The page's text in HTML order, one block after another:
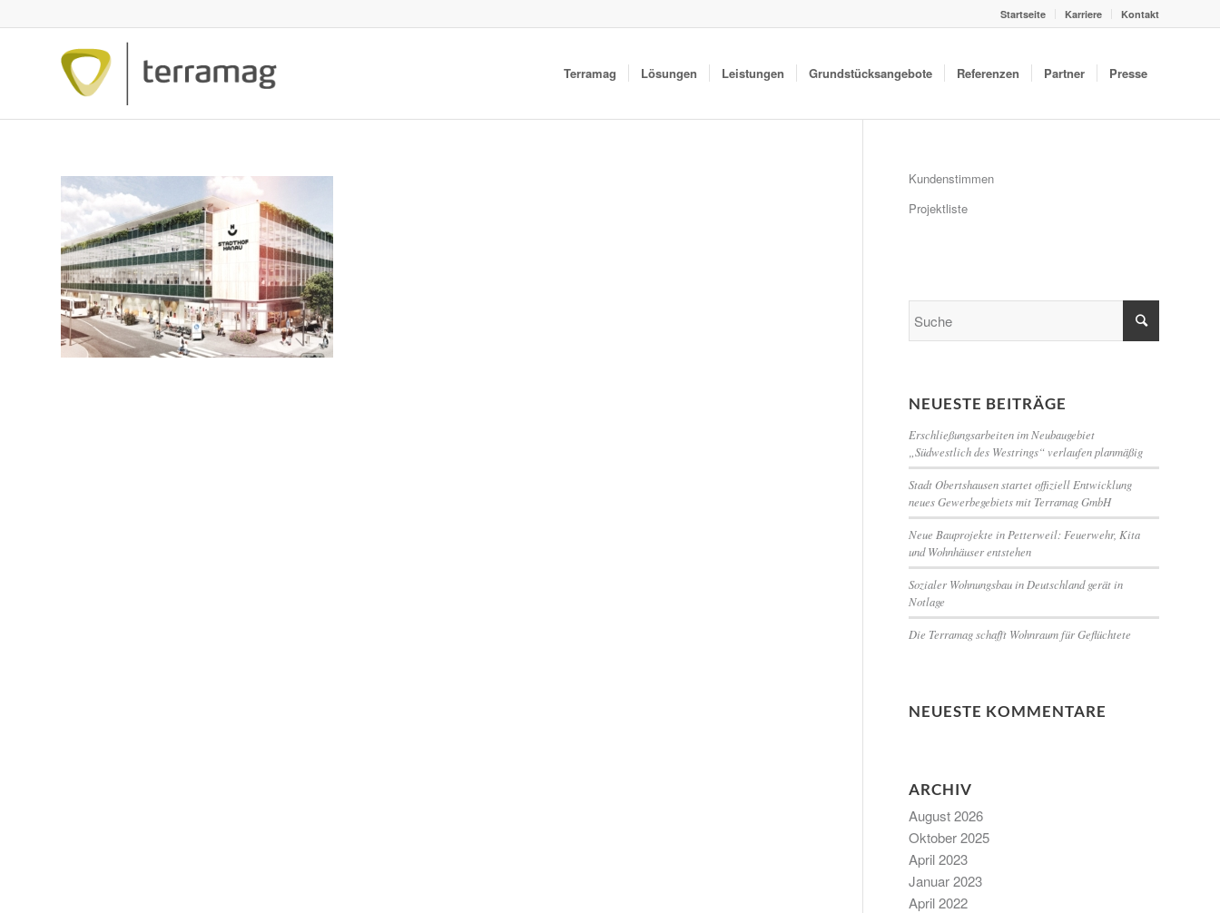
Startseite Karriere Kontakt
Terramag Lösungen Leistungen Grundstücksangebote Referenzen Partner Presse
Kundenstimmen
Projektliste
NEUESTE BEITRÄGE
Erschließungsarbeiten im Neubaugebiet
„Südwestlich des Westrings“ verlaufen planmäßig
Stadt Obertshausen startet offiziell Entwicklung
neues Gewerbegebiets mit Terramag GmbH
Neue Bauprojekte in Petterweil: Feuerwehr, Kita
und Wohnhäuser entstehen
Sozialer Wohnungsbau in Deutschland gerät in
Notlage
Die Terramag schafft Wohnraum für Geflüchtete
NEUESTE KOMMENTARE
ARCHIV
August 2026
Oktober 2025
April 2023
Januar 2023
April 2022